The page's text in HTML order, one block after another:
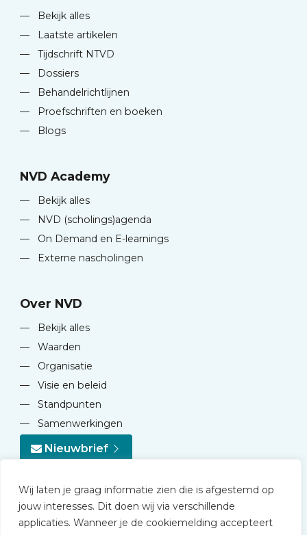
Wij laten je graag informatie zien die is afgestemd op
jouw interesses. Dit doen wij via verschillende
applicaties. Wanneer je de cookiemelding accepteert
—
Bekijk alles
—
Laatste artikelen
—
Tijdschrift NTVD
—
Dossiers
—
Behandelrichtlijnen
—
Proefschriften en boeken
—
Blogs
NVD Academy
—
Bekijk alles
—
NVD (scholings)agenda
—
On Demand en E-learnings
—
Externe nascholingen
Over NVD
—
Bekijk alles
—
Waarden
—
Organisatie
—
Visie en beleid
—
Standpunten
—
Samenwerkingen
Nieuwbrief